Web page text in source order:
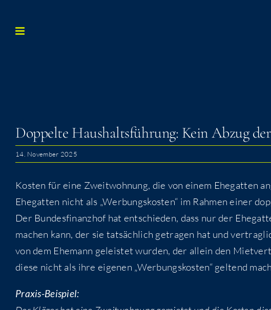
Inhalt
Dop­pel­te Haus­halts­füh­rung: Kein Abzug
14. November 2025
Kos­ten für eine Zweit­woh­nung, die von einem Ehe­gat­ten
Ehe­gat­ten nicht als „Wer­bungs­kos­ten“ im Rah­men einer
Der Bun­des­fi­nanz­hof hat ent­schie­den, dass nur der
machen kann, der sie tat­säch­lich getra­gen hat und
von dem Ehe­mann geleis­tet wur­den, der allein den
die­se nicht als ihre eige­nen „Wer­bungs­kos­ten“ gel­tend
Pra­xis-Bei­spiel: